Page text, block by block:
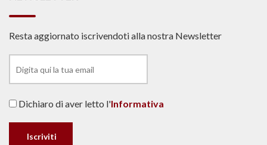
Resta aggiornato iscrivendoti alla nostra Newsletter
Dichiaro di aver letto l'Informativa